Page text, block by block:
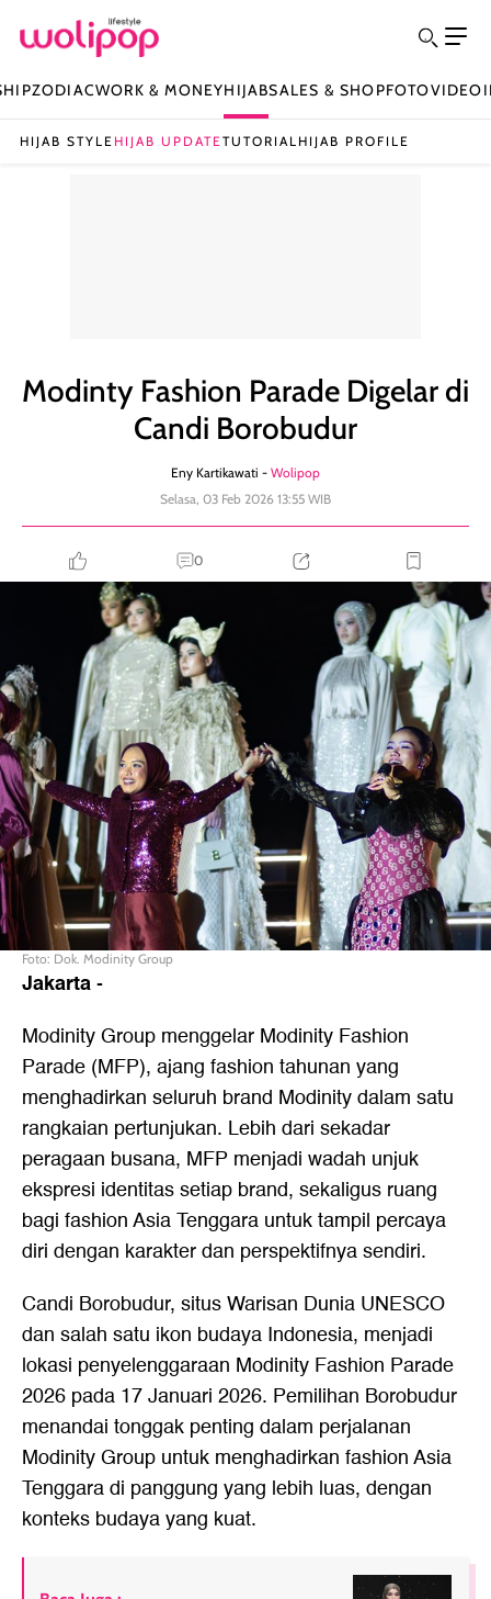
ZODIACWORK & MONEYHIJABSALES & SHOPFOTOVIDEO
HIJAB STYLE HIJAB UPDATETUTORIAL HIJAB PROFILE
Modinty Fashion Parade Digelar di
Candi Borobudur
Eny Kartikawati - Wolipop
Selasa, 03 Feb 2026 13:55 WIB
0
Foto: Dok. Modinity Group
Jakarta-
Modinity Group menggelar Modinity Fashion
Parade (MFP), ajang fashion tahunan yang
menghadirkan seluruh brand Modinity dalam satu
rangkaian pertunjukan. Lebih dari sekadar
peragaan busana, MFP menjadi wadah unjuk
ekspresi identitas setiap brand, sekaligus ruang
bagi fashion Asia Tenggara untuk tampil percaya
diri dengan karakter dan perspektifnya sendiri.
Candi Borobudur, situs Warisan Dunia UNESCO
dan salah satu ikon budaya Indonesia, menjadi
lokasi penyelenggaraan Modinity Fashion Parade
2026 pada 17 Januari 2026. Pemilihan Borobudur
menandai tonggak penting dalam perjalanan
Modinity Group untuk menghadirkan fashion Asia
Tenggara di panggung yang lebih luas, dengan
konteks budaya yang kuat.